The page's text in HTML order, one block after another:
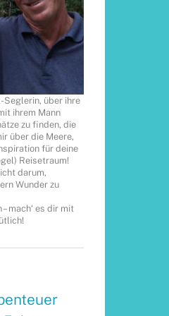
über ihre
ihrem Mann
zu finden, die
über die Meere,
für deine
Reisetraum!
darum,
Wunder zu
mach‘ es dir mit